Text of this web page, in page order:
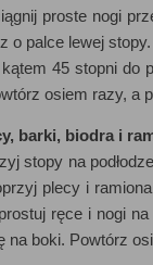
proste nogi
o palce lewej
45 stopni do
osiem razy, a
barki, biodra i
stopy na
plecy i
ręce i nogi
na boki. Powtórz